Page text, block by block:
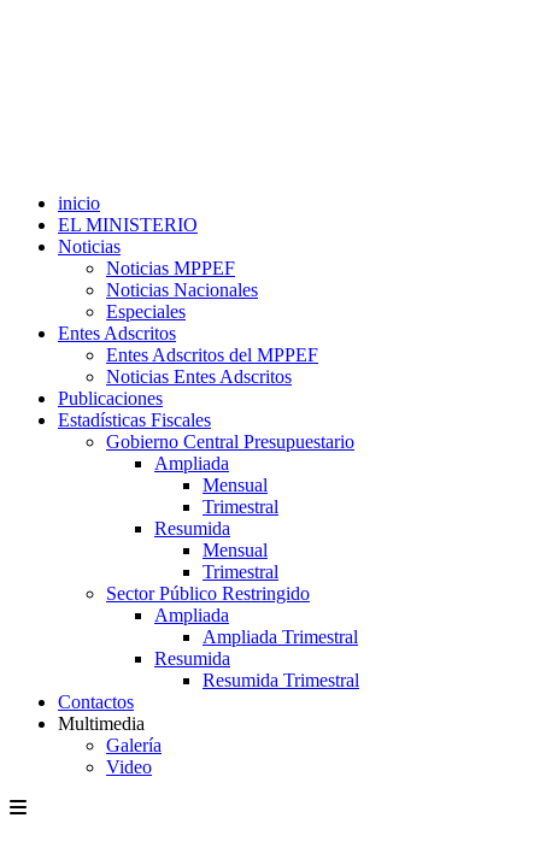
inicio
EL MINISTERIO
Noticias
Noticias MPPEF
Noticias Nacionales
Especiales
Entes Adscritos
Entes Adscritos del MPPEF
Noticias Entes Adscritos
Publicaciones
Estadísticas Fiscales
Gobierno Central Presupuestario
Ampliada
Mensual
Trimestral
Resumida
Mensual
Trimestral
Sector Público Restringido
Ampliada
Ampliada Trimestral
Resumida
Resumida Trimestral
Contactos
Multimedia
Galería
Video